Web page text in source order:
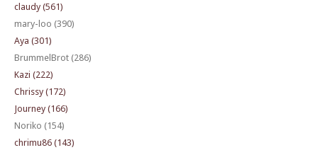
claudy (561)
mary-loo (390)
Aya (301)
BrummelBrot (286)
Kazi (222)
Chrissy (172)
Journey (166)
Noriko (154)
chrimu86 (143)